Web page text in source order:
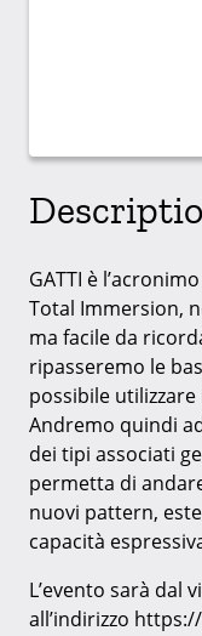
GATTI è
Total Immersion,
ma facile da
ripasseremo le
possibile
Andremo quindi
dei tipi associati
permetta di
nuovi pattern,
capacità
L’evento sarà dal
all’indirizzo